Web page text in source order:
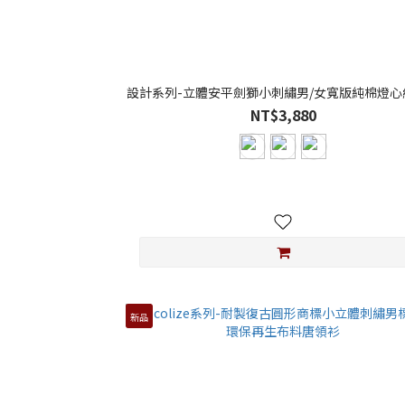
設計系列-立體安平劍獅小刺繡男/女寬版純棉燈
NT$3,880
新品